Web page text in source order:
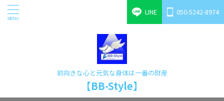
LINE 050-5242-8974
前向きな心と元気な身体は一番の財産
【BB-Style】